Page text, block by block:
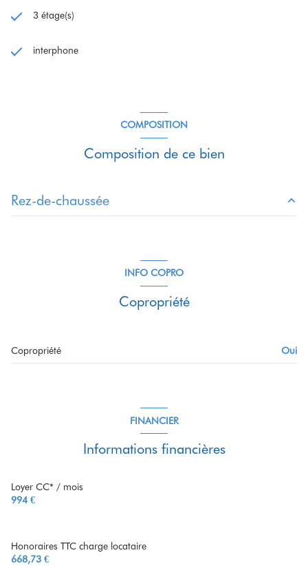
3 étage(s)
interphone
COMPOSITION
Composition de ce bien
Rez-de-chaussée
WC
INFO COPRO
Copropriété
Copropriété Oui
FINANCIER
Informations financières
Loyer CC* / mois
994 €
Honoraires TTC charge locataire
668,73 €